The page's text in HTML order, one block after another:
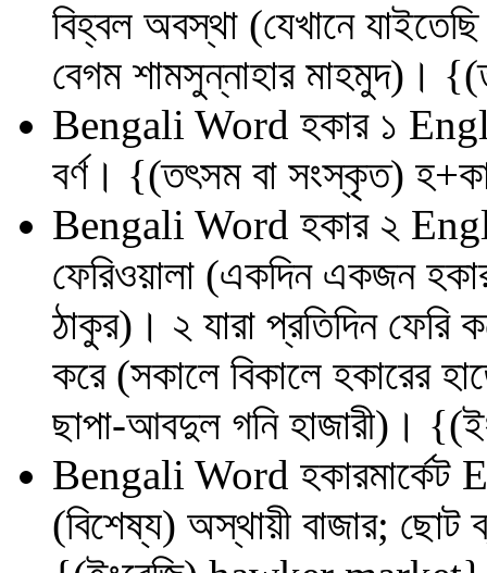
বিহ্বল অবস্থা (যেখানে
বেগম শামসুন্‌নাহার মাহমুদ)।
Bengali Word হকার ১
বর্ণ। {(তৎসম বা সংস্কৃত)
Bengali Word হকার ২
ফেরিওয়ালা (একদিন একজন হকার
ঠাকুর)। ২ যারা প্রতিদিন ফেরি
করে (সকালে বিকালে হকারের
ছাপা-আবদুল গনি হাজারী)।
Bengali Word হকারমার্কেট
(বিশেষ্য) অস্থায়ী বাজার; ছোট